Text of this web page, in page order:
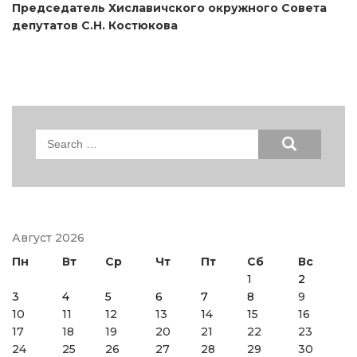
Председатель Хиславичского окружного Совета
депутатов С.Н. Костюкова
Search
Август 2026
Пн
Вт Ср Чт Пт Сб
Вс
1
2
3
4 5 6 7 8
9
10
11 12 13 14 15
16
17
18 19 20 21 22
23
24
25 26 27 28 29
30